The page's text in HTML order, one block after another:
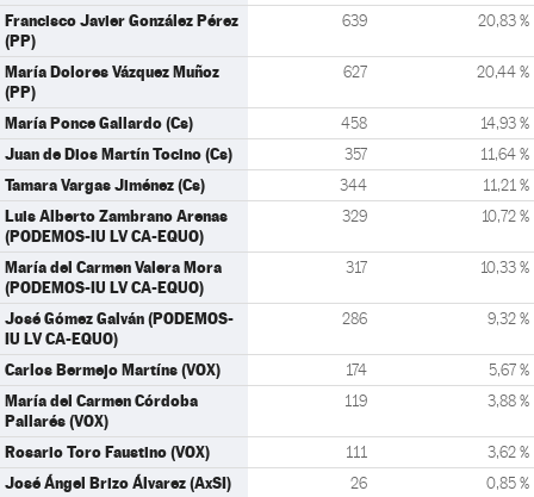
Francisco Javier González Pérez
(PP)
639 20,83 %
María Dolores Vázquez Muñoz
(PP)
627 20,44 %
María Ponce Gallardo (Cs) 458 14,93 %
Juan de Dios Martín Tocino (Cs) 357 11,64 %
Tamara Vargas Jiménez (Cs) 344 11,21 %
Luis Alberto Zambrano Arenas
(PODEMOS-IU LV CA-EQUO)
329 10,72 %
María del Carmen Valera Mora
(PODEMOS-IU LV CA-EQUO)
317 10,33 %
José Gómez Galván (PODEMOS-
IU LV CA-EQUO)
286 9,32 %
Carlos Bermejo Martíns (VOX) 174 5,67 %
María del Carmen Córdoba
Pallarés (VOX)
119 3,88 %
Rosario Toro Faustino (VOX) 111 3,62 %
José Ángel Brizo Álvarez (AxSI) 26 0,85 %